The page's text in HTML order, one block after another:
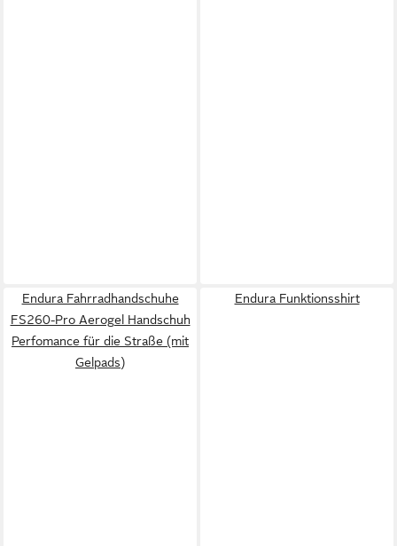
Endura Fahrradhandschuhe
FS260-Pro Aerogel Handschuh
Perfomance für die Straße (mit
Gelpads)
Endura Funktionsshirt